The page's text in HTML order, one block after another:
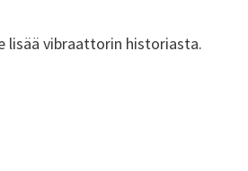
lisää vibraattorin historiasta.